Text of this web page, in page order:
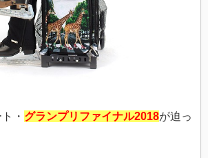
・ グランプリファイナル2018が迫っ